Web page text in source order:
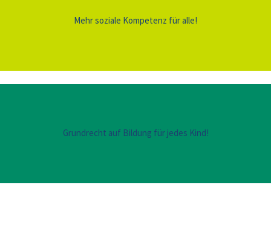
Mehr soziale Kompetenz für alle!
Grundrecht auf Bildung für jedes Kind!